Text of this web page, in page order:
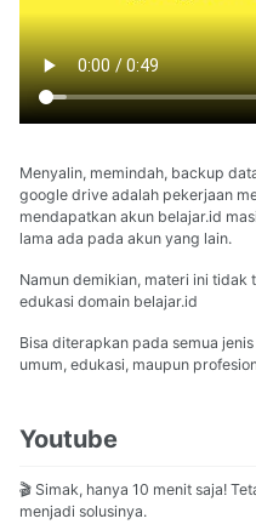
Menyalin, memindah, backup
google drive adalah pekerjaan
mendapatkan akun belajar.id
lama ada pada akun yang lain.
Namun demikian, materi ini
edukasi domain belajar.id
Bisa diterapkan pada semua
umum, edukasi, maupun
Youtube
🎬 Simak, hanya 10 menit saja!
menjadi solusinya.